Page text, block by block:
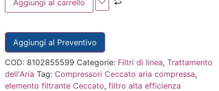
Aggiungi al carrello
Aggiungi al Preventivo
COD: 8102855599 Categorie: Filtri di linea, Trattamento
dell'Aria Tag: Compressori Ceccato aria compressa,
elemento filtrante Ceccato, filtro alta efficienza